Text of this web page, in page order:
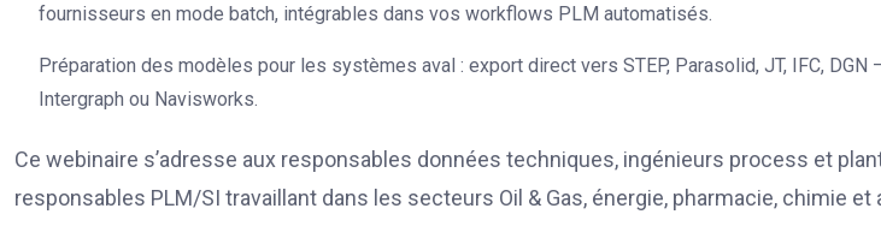
fournisseurs en mode batch, intégrables dans vos workflows PLM automatisés.
Préparation des modèles pour les systèmes aval : export direct vers STEP, Parasolid, JT, IFC, DGN
Intergraph ou Navisworks.
Ce webinaire s’adresse aux responsables données techniques, ingénieurs process et
responsables PLM/SI travaillant dans les secteurs Oil & Gas, énergie, pharmacie, chimie et